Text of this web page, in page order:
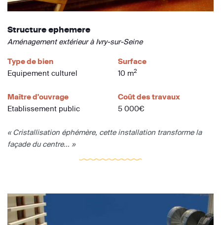
Structure ephemere
Aménagement extérieur à Ivry-sur-Seine
Type de bien
Equipement culturel
Surface
10 m2
Maître d'ouvrage
Etablissement public
Coût des travaux
5 000€
« Cristallisation éphémère, cette installation transforme la
façade du centre... »